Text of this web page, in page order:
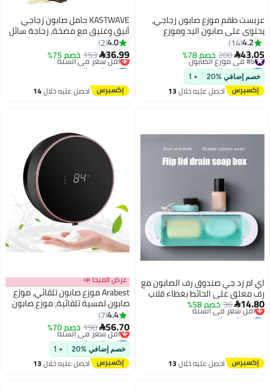
عربست طقم موزع صابون زجاجي،
يحتوي على صابون اليد وموزع
صابون الأطباق، مناسب لديكور
المطبخ. (أبيض وأسود)
4.2
14
43.05
200خصم 78% #5 في موزع الصابون
توصيل مجاني
#5 في موزع الصابون
خصم إضافي %20 + 1
احصل عليه خلال13
اغسطس
KASTWAVE حامل صابون زجاجي
أنيق وعتيق مع مضخة، زجاجة سائل
صابون ومعقم وشامبو، ديكور ريفي
للمزرعة، موزع صابون يدوي من
الكريستال لمغسلة المطبخ
وإكسسوارات الحمام
4.0
2
36.99
153خصم 75%
أقل سعر في السنة
توصيل مجاني
أقل سعر في السنة
احصل عليه خلال14
اغسطس
اي ام زد جي صندوق رف الصابون مع
رف معلق على الحائط بغطاء قلاب
مقصورتين لتوفير المساحة وصينية
تجميع المياه XQ-036
14.80
36خصم 58%
أقل سعر في السنة
توصيل مجاني
أقل سعر في السنة
احصل عليه خلال13
اغسطس
عرض الميجا 📣
Arabest موزع صابون تلقائي، موزع
صابون لمسية تلقائية، موزع صابون
يدوي مقاوم للماء مثبت على
الحائط، كهربائي ذكي 3 مستويات
من كمية الرغوة القابلة للتعديل
للحمام، المطبخ
4.4
7
56.70
190خصم 70%
أقل سعر في السنة
توصيل مجاني
أقل سعر في السنة
خصم إضافي %20 + 1
احصل عليه خلال13
اغسطس